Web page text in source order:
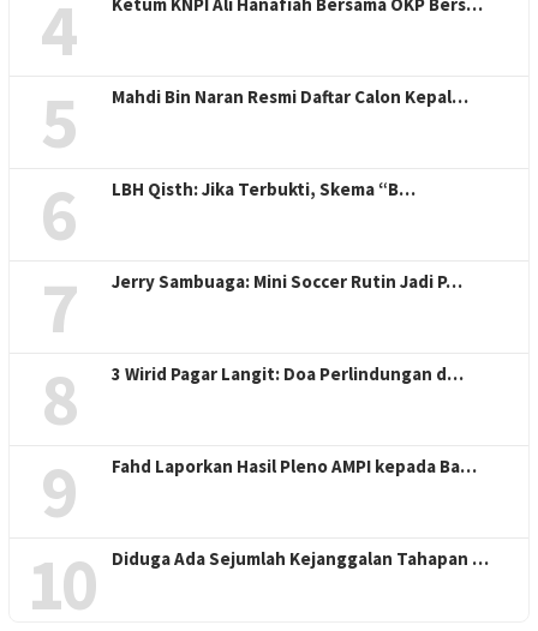
4
5 Mahdi Bin Naran Resmi Daftar Calon Kepal…
6 LBH Qisth: Jika Terbukti, Skema “B…
7 Jerry Sambuaga: Mini Soccer Rutin Jadi P…
8 3 Wirid Pagar Langit: Doa Perlindungan d…
9 Fahd Laporkan Hasil Pleno AMPI kepada Ba…
10 Diduga Ada Sejumlah Kejanggalan Tahapan …